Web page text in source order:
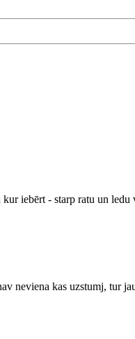
iebērt - starp ratu un
neviena kas uzstumj, tur